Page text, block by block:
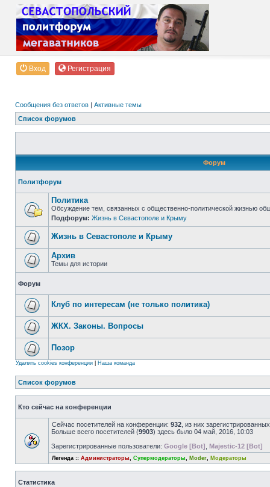
Вход Регистрация
Сообщения без ответов | Активные темы
Список форумов
Форум
Политфорум
Политика
Обсуждение тем, связанных с общественно-политической жизнью
Подфорум: Жизнь в Севастополе и Крыму
Жизнь в Севастополе и Крыму
Архив
Темы для истории
Форум
Клуб по интересам (не только политика)
ЖКХ. Законы. Вопросы
Позор
Удалить cookies конференции Наша команда
Список форумов
Кто сейчас на конференции
Сейчас посетителей на конференции: 932 , из них
Больше всего посетителей (9903) здесь было 04 май, 2016, 10:03
Зарегистрированные пользователи: Google [Bot] Majestic-12 [Bot]
Легенда :: Администраторы, Супермодераторы, Moder, Модераторы
Статистика